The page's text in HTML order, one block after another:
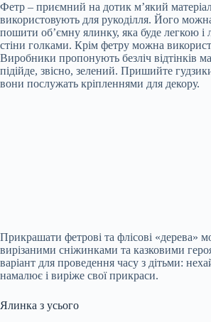
Фетр – приємний на дотик м’який
використовують для рукоділля. Його
пошити об’ємну ялинку, яка буде легкою і
стіни голками. Крім фетру можна
Виробники пропонують безліч відтінків
підійде, звісно, зелений. Пришийте
вони послужать кріпленнями для декору.
Прикрашати фетрові та флісові «дерева»
вирізаними сніжинками та казковими
варіант для проведення часу з дітьми:
намалює і виріже свої прикраси.
Ялинка з усього